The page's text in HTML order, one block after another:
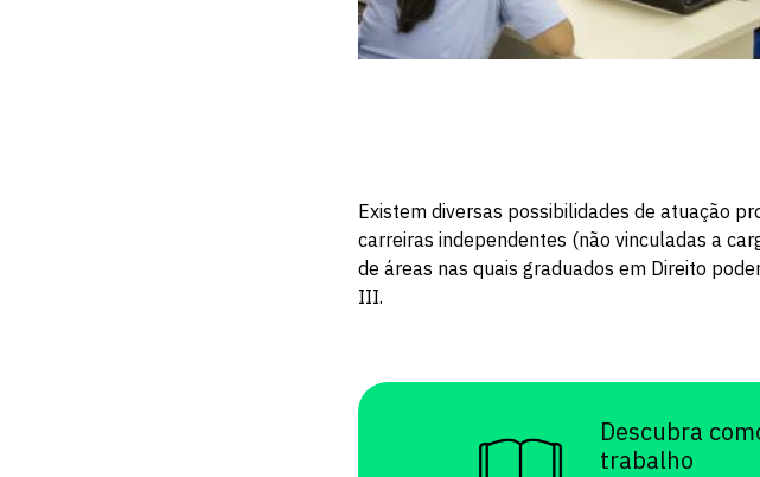
Existem diversas possibilidades de atuação
carreiras independentes (não vinculadas a
de áreas nas quais graduados em Direito
III.
Descubra
trabalho